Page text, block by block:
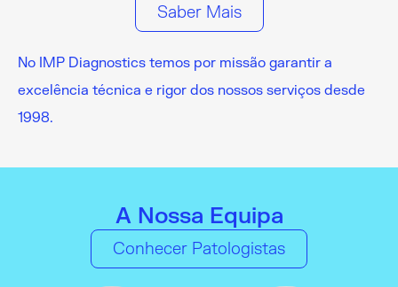
Saber Mais
No IMP Diagnostics temos por missão garantir a
excelência técnica e rigor dos nossos serviços desde
1998.
A Nossa Equipa
Conhecer Patologistas